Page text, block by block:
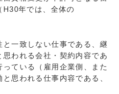
H30年では、全体の
一致しない仕事である、継
われる会社・契約内容であ
ている（雇用企業側、また
思われる仕事内容である、